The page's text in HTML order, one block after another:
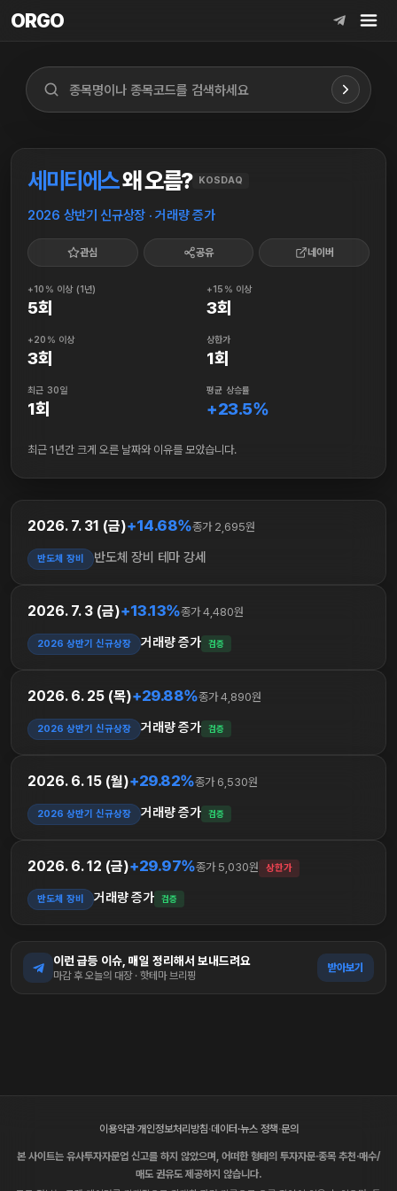
ORGO
ORGO
세미티에스왜 오름? KOSDAQ
2026 상반기 신규상장 · 거래량 증가
관심 공유 네이버
+10% 이상 (1년)
5회
+15% 이상
3회
+20% 이상
3회
상한가
1회
최근 30일
1회
평균 상승률
+23.5%
최근 1년간 크게 오른 날짜와 이유를 모았습니다.
2026. 7. 31 (금)+14.68%종가 2,695원
반도체 장비 반도체 장비 테마 강세
2026. 7. 3 (금)+13.13%종가 4,480원
2026 상반기 신규상장 거래량 증가 검증
2026. 6. 25 (목)+29.88%종가 4,890원
2026 상반기 신규상장 거래량 증가 검증
2026. 6. 15 (월)+29.82%종가 6,530원
2026 상반기 신규상장 거래량 증가 검증
2026. 6. 12 (금)+29.97%종가 5,030원 상한가
반도체 장비 거래량 증가 검증
이런 급등 이슈, 매일 정리해서 보내드려요
마감 후 오늘의 대장 · 핫테마 브리핑
받아보기
이용약관·개인정보처리방침·데이터·뉴스 정책·문의
본 사이트는 유사투자자문업 신고를 하지 않았으며, 어떠한 형태의 투자자문·종목 추천·매수/
매도 권유도 제공하지 않습니다.